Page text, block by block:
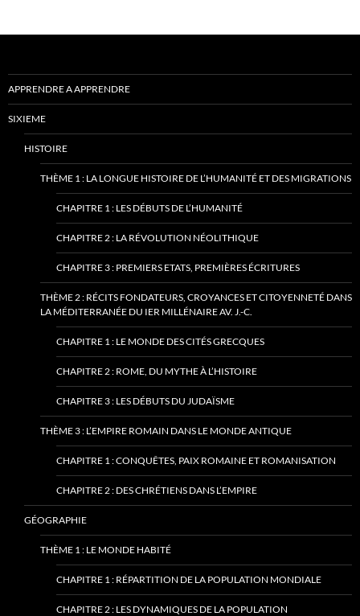
APPRENDRE A APPRENDRE
SIXIEME
HISTOIRE
THÈME 1 : LA LONGUE HISTOIRE DE L’HUMANITÉ ET DES MIGRATIONS
CHAPITRE 1 : LES DÉBUTS DE L’HUMANITÉ
CHAPITRE 2 : LA RÉVOLUTION NÉOLITHIQUE
CHAPITRE 3 : PREMIERS ETATS, PREMIÈRES ÉCRITURES
THÈME 2 : RÉCITS FONDATEURS, CROYANCES ET CITOYENNETÉ DANS
LA MÉDITERRANÉE DU IER MILLÉNAIRE AV. J.-C.
CHAPITRE 1 : LE MONDE DES CITÉS GRECQUES
CHAPITRE 2 : ROME, DU MYTHE À L’HISTOIRE
CHAPITRE 3 : LES DÉBUTS DU JUDAÏSME
THÈME 3 : L’EMPIRE ROMAIN DANS LE MONDE ANTIQUE
CHAPITRE 1 : CONQUÊTES, PAIX ROMAINE ET ROMANISATION
CHAPITRE 2 : DES CHRÉTIENS DANS L’EMPIRE
GÉOGRAPHIE
THÈME 1 : LE MONDE HABITÉ
CHAPITRE 1 : RÉPARTITION DE LA POPULATION MONDIALE
CHAPITRE 2 : LES DYNAMIQUES DE LA POPULATION